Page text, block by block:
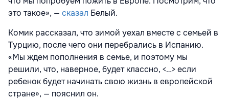
это такое», — сказал Белый.
Комик рассказал, что зимой уехал вместе с семьей в
Турцию, после чего они перебрались в Испанию.
«Мы ждем пополнения в семье, и поэтому мы
решили, что, наверное, будет классно, <…> если
ребенок будет начинать свою жизнь в европейской
стране», — пояснил он.